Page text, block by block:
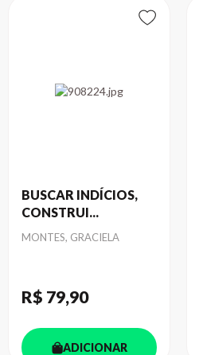
BUSCAR INDÍCIOS,
CONSTRUI...
Autor
MONTES, GRACIELA
R$ 79,90
ADICIONAR